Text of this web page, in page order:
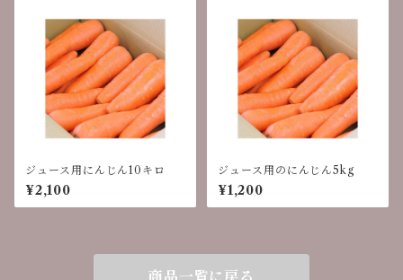
ジュース用にんじん10キロ
¥2,100
ジュース用のにんじん5kg
¥1,200
商品一覧に戻る